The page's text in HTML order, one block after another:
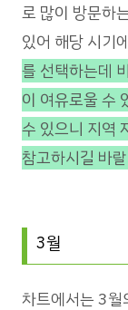
로 많이 방문하
있어 해당 시기
를 선택하는데
이 여유로울 수
수 있으니 지역
참고하시길 바
3월
차트에서는 3월